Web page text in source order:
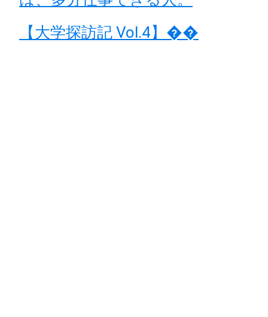
【大学探訪記 Vol.4】��